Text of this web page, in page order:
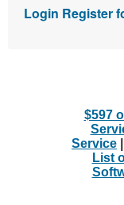
Login Register
$597
Service
List